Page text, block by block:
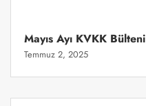
Mayıs Ayı KVKK Bülteni
Temmuz 2, 2025